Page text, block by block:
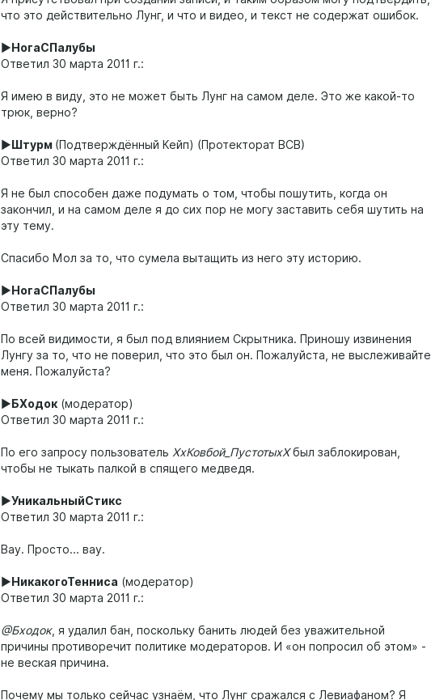
что это действительно Лунг, и что и видео, и текст не содержат ошибок.
► НогаСПалубы
Ответил 30 марта 2011 г.:
Я имею в виду, это не может быть Лунг на самом деле. Это же какой-то
трюк, верно?
► Штурм (Подтверждённый Кейп) (Протекторат ВСВ)
Ответил 30 марта 2011 г.:
Я не был способен даже подумать о том, чтобы пошутить, когда он
закончил, и на самом деле я до сих пор не могу заставить себя шутить на
эту тему.
Спасибо Мол за то, что сумела вытащить из него эту историю.
► НогаСПалубы
Ответил 30 марта 2011 г.:
По всей видимости, я был под влиянием Скрытника. Приношу извинения
Лунгу за то, что не поверил, что это был он. Пожалуйста, не выслеживайте
меня. Пожалуйста?
► БХодок (модератор)
Ответил 30 марта 2011 г.:
По его запросу пользователь ХхКовбой_ПустотыхХбыл заблокирован,
чтобы не тыкать палкой в спящего медведя.
►УникальныйСтикс
Ответил 30 марта 2011 г.:
Вау. Просто... вау.
► НикакогоТенниса (модератор)
Ответил 30 марта 2011 г.:
@Бходок, я удалил бан, поскольку банить людей без уважительной
причины противоречит политике модераторов. И «он попросил об этом» -
не веская причина.
Почему мы только сейчас узнаём, что Лунг сражался с Левиафаном? Я